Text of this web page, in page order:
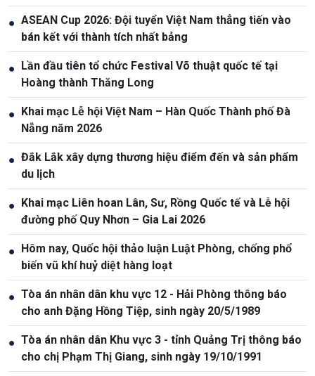
● ASEAN Cup 2026: Đội tuyển Việt Nam thẳng tiến vào
bán kết với thành tích nhất bảng
● Lần đầu tiên tổ chức Festival Võ thuật quốc tế tại
Hoàng thành Thăng Long
● Khai mạc Lễ hội Việt Nam – Hàn Quốc Thành phố Đà
Nẵng năm 2026
● Đắk Lắk xây dựng thương hiệu điểm đến và sản phẩm
du lịch
● Khai mạc Liên hoan Lân, Sư, Rồng Quốc tế và Lễ hội
đường phố Quy Nhơn – Gia Lai 2026
● Hôm nay, Quốc hội thảo luận Luật Phòng, chống phổ
biến vũ khí huỷ diệt hàng loạt
● Tòa án nhân dân khu vực 12 - Hải Phòng thông báo
cho anh Đặng Hồng Tiệp, sinh ngày 20/5/1989
● Tòa án nhân dân Khu vực 3 - tỉnh Quảng Trị thông báo
cho chị Phạm Thị Giang, sinh ngày 19/10/1991